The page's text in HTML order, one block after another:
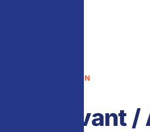
TRANSFORMATION
Avant